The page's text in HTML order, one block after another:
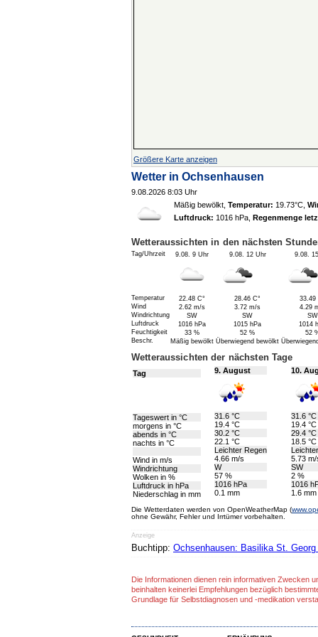
Größere Karte anzeigen
Wetter in Ochsenhausen
9.08.2026 8:03 Uhr
Mäßig bewölkt Temperatur: 19.73°C
Luftdruck: 1016 hPa Regenmenge
Wetteraussichten in den nächsten
Tag/Uhrzeit
Temperatur
Wind
Windrichtung
Luftdruck
Feuchtigkeit
Beschr.
9.08. 9 Uhr
22.48 C°
2.62 m/s
SW
1016 hPa
33 %
Mäßig bewölkt
9.08. 12 Uhr
28.46 C°
3.72 m/s
SW
1015 hPa
52 %
Überwiegend bewölkt
9.08.
33.49
4.29
SW
1014
52
Wetteraussichten der nächsten Tage
Tag
Tageswert in °C
morgens in °C
abends in °C
nachts in °C
Wind in m/s
Windrichtung
Wolken in %
Luftdruck in hPa
Niederschlag in mm
9. August
31.6 °C
19.4 °C
30.2 °C
22.1 °C
Leichter Regen
4.66 m/s
W
57 %
1016 hPa
0.1 mm
10.
31.6 °C
19.4 °C
29.4 °C
18.5 °C
5.73
SW
2 %
1016
1.6 mm
Die Wetterdaten werden von OpenWeatherMap (
ohne Gewähr, Fehler und Irrtümer vorbehalten.
Anzeige
Buchtipp: Ochsenhausen: Basilika St.
Die Informationen dienen rein informativen Zwecken
beinhalten keinerlei Empfehlungen bezüglich
Grundlage für Selbstdiagnosen und -medikation